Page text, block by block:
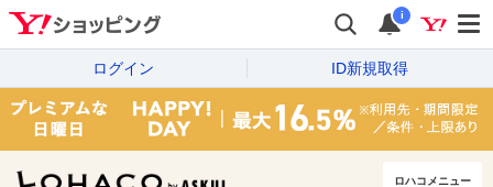
i
ログイン ID新規取得
ロハコメニュー